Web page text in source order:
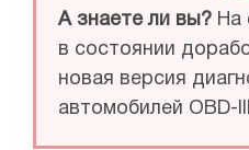
А знаете ли вы? На
в состоянии
новая версия
автомобилей ОВD-